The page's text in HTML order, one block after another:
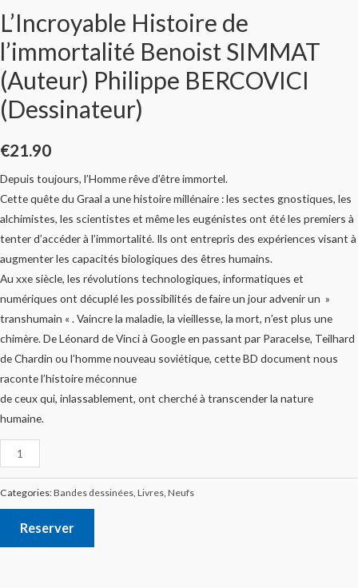
L’Incroyable Histoire de
l’immortalité Benoist SIMMAT
(Auteur) Philippe BERCOVICI
(Dessinateur)
€21.90
Depuis toujours, l’Homme rêve d’être immortel.
Cette quête du Graal a une histoire millénaire : les sectes gnostiques, les
alchimistes, les scientistes et même les eugénistes ont été les premiers à
tenter d’accéder à l’immortalité. Ils ont entrepris des expériences visant à
augmenter les capacités biologiques des êtres humains.
Au xxe siècle, les révolutions technologiques, informatiques et
numériques ont décuplé les possibilités de faire un jour advenir un »
transhumain « . Vaincre la maladie, la vieillesse, la mort, n’est plus une
chimère. De Léonard de Vinci à Google en passant par Paracelse, Teilhard
de Chardin ou l’homme nouveau soviétique, cette BD document nous
raconte l’histoire méconnue
de ceux qui, inlassablement, ont cherché à transcender la nature
humaine.
Categories:Bandes dessinées Livres Neufs
Reserver